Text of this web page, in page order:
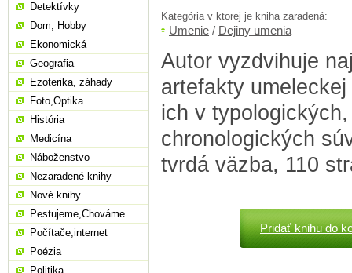
Kategória v ktorej je kniha zaradená:
Umenie / Dejiny umenia
Autor vyzdvihuje
artefakty
ich v
chronologických
tvrdá väzba, 110
Pridať knihu do
Detektívky
Dom, Hobby
Ekonomická
Geografia
Ezoterika, záhady
Foto,Optika
História
Medicína
Náboženstvo
Nezaradené knihy
Nové knihy
Pestujeme,Chováme
Počítače,internet
Poézia
Politika